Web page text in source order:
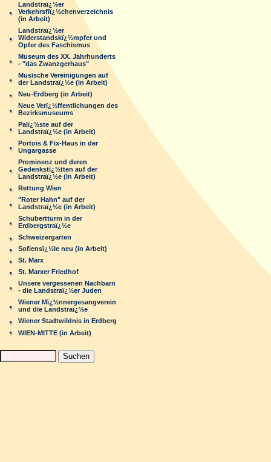
Landstraï¿½er
Verkehrsflï¿½chenverzeichnis
(in Arbeit)
Landstraï¿½er
Widerstandskï¿½mpfer und
Opfer des Faschismus
Museum des XX. Jahrhunderts
- "das Zwanzgerhaus"
Musische Vereinigungen auf
der Landstraï¿½e (in Arbeit)
Neu-Erdberg (in Arbeit)
Neue Verï¿½ffentlichungen des
Bezirksmuseums
Palï¿½ste auf der
Landstraï¿½e (in Arbeit)
Portois & Fix-Haus in der
Ungargasse
Prominenz und deren
Gedenkstï¿½tten auf der
Landstraï¿½e (in Arbeit)
Rettung Wien
"Roter Hahn" auf der
Landstraï¿½e (in Arbeit)
Schubertturm in der
Erdbergstraï¿½e
Schweizergarten
Sofiensï¿½le neu (in Arbeit)
St. Marx
St. Marxer Friedhof
Unsere vergessenen Nachbarn
- die Landstraï¿½er Juden
Wiener Mï¿½nnergesangverein
und die Landstraï¿½e
Wiener Stadtwildnis in Erdberg
WIEN-MITTE (in Arbeit)